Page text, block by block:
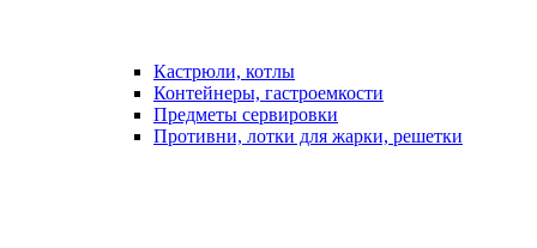
Кастрюли, котлы
Контейнеры, гастроемкости
Предметы сервировки
Противни, лотки для жарки, решетки